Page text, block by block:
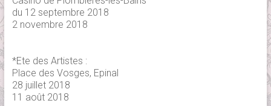
du 12 septembre 2018
2 novembre 2018
*Ete des Artistes :
Place des Vosges, Epinal
28 juillet 2018
11 août 2018